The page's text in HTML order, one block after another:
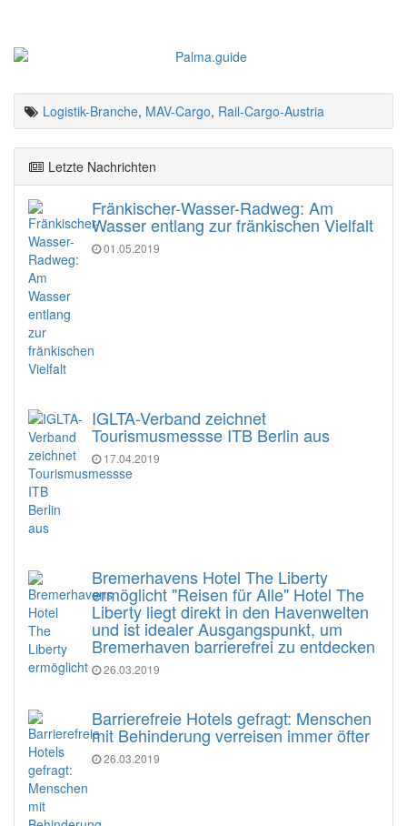
Logistik-Branche, MAV-Cargo, Rail-Cargo-Austria
Letzte Nachrichten
Fränkischer-Wasser-Radweg: Am
Wasser entlang zur fränkischen Vielfalt
01.05.2019
IGLTA-Verband zeichnet
Tourismusmessse ITB Berlin aus
17.04.2019
Bremerhavens Hotel The Liberty
ermöglicht "Reisen für Alle" Hotel The
Liberty liegt direkt in den Havenwelten
und ist idealer Ausgangspunkt, um
Bremerhaven barrierefrei zu entdecken
26.03.2019
Barrierefreie Hotels gefragt: Menschen
mit Behinderung verreisen immer öfter
26.03.2019